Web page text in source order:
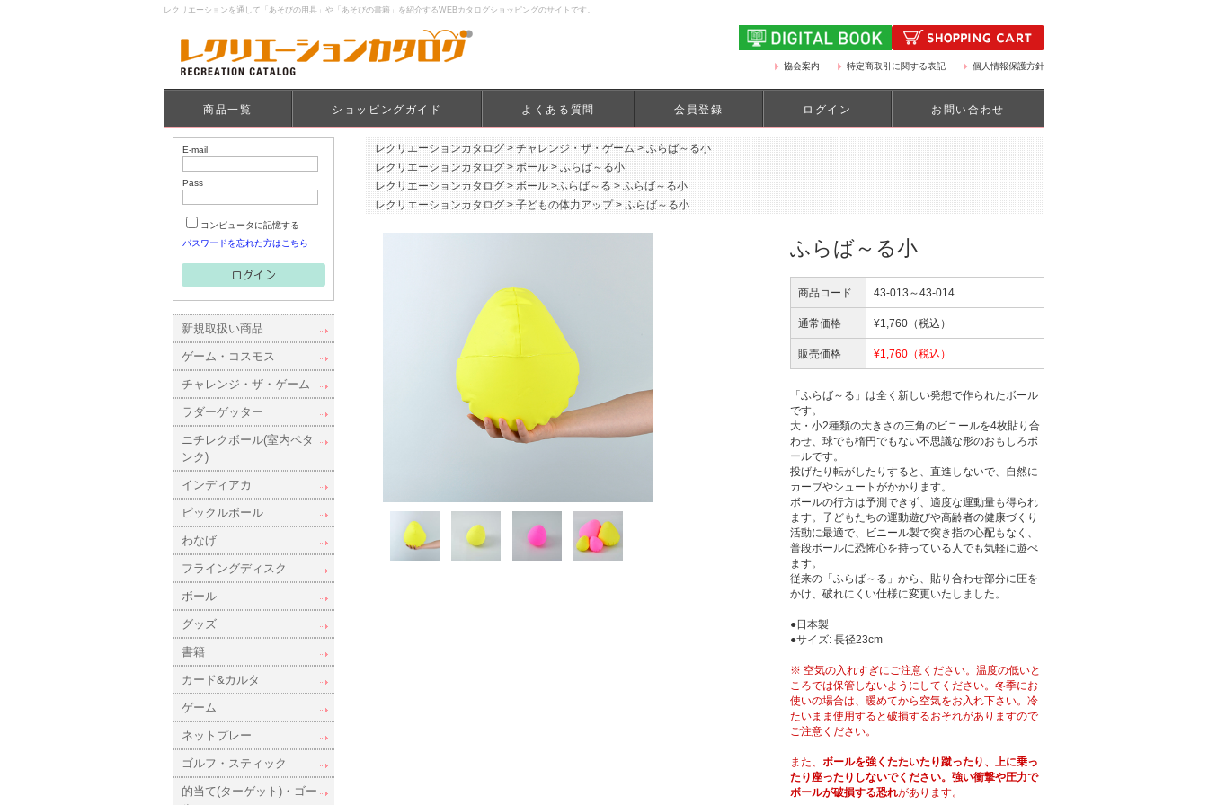
レクリエーションを通して「あそびの用具」や「あそびの書籍」を紹介するWEBカタログショッピングのサイトです。
協会案内 特定商取引に関する表記 個人情報保護方針
商品一覧 ショッピングガイド よくある質問 会員登録 ログイン お問い合わせ
E-mail
Pass
コンピュータに記憶する
パスワードを忘れた方はこちら
新規取扱い商品
ゲーム・コスモス
チャレンジ・ザ・ゲーム
ラダーゲッター
ニチレクボール(室内ペタ
ンク)
インディアカ
ピックルボール
わなげ
フライングディスク
ボール
グッズ
書籍
カード&カルタ
ゲーム
ネットプレー
ゴルフ・スティック
的当て(ターゲット)・ゴー
レクリエーションカタログ>チャレンジ・ザ・ゲーム>ふらば～る小
レクリエーションカタログ>ボール>ふらば～る小
レクリエーションカタログ>ボール>ふらば～る>ふらば～る小
レクリエーションカタログ>子どもの体力アップ>ふらば～る小
ふらば～る小
商品コード 43-013～43-014
通常価格 ¥1,760 （税込）
販売価格 ¥1,760 （税込）
「ふらば～る」は全く新しい発想で作られたボール
です。
大・小2種類の大きさの三角のビニールを4枚貼り合
わせ、球でも楕円でもない不思議な形のおもしろボ
ールです。
投げたり転がしたりすると、直進しないで、自然に
カーブやシュートがかかります。
ボールの行方は予測できず、適度な運動量も得られ
ます。子どもたちの運動遊びや高齢者の健康づくり
活動に最適で、ビニール製で突き指の心配もなく、
普段ボールに恐怖心を持っている人でも気軽に遊べ
ます。
従来の「ふらば～る」から、貼り合わせ部分に圧を
かけ、破れにくい仕様に変更いたしました。
●日本製
●サイズ: 長径23cm
※ 空気の入れすぎにご注意ください。温度の低いと
ころでは保管しないようにしてください。冬季にお
使いの場合は、暖めてから空気をお入れ下さい。冷
たいまま使用すると破損するおそれがありますので
ご注意ください。
また、 ボールを強くたたいたり蹴ったり、上に乗っ
たり座ったりしないでください。強い衝撃や圧力で
ボールが破損する恐れがあります。